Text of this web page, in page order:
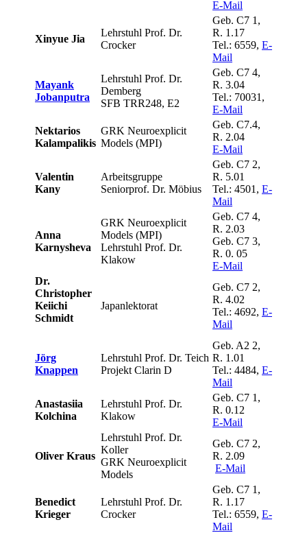
E-Mail
Xinyue Jia
Lehrstuhl Prof. Dr.
Crocker
Geb. C7 1,
R. 1.17
Tel.: 6559, E-
Mail
Mayank
Jobanputra
Lehrstuhl Prof. Dr.
Demberg
SFB TRR248, E2
Geb. C7 4,
R. 3.04
Tel.: 70031,
E-Mail
Nektarios
Kalampalikis
GRK Neuroexplicit
Models (MPI)
Geb. C7.4,
R. 2.04
E-Mail
Valentin
Kany
Arbeitsgruppe
Seniorprof. Dr. Möbius
Geb. C7 2,
R. 5.01
Tel.: 4501, E-
Mail
Anna
Karnysheva
GRK Neuroexplicit
Models (MPI)
Lehrstuhl Prof. Dr.
Klakow
Geb. C7 4,
R. 2.03
Geb. C7 3,
R. 0. 05
E-Mail
Dr.
Christopher
Keiichi
Schmidt
Japanlektorat
Geb. C7 2,
R. 4.02
Tel.: 4692, E-
Mail
Jörg
Knappen
Lehrstuhl Prof. Dr. Teich
Projekt Clarin D
Geb. A2 2,
R. 1.01
Tel.: 4484, E-
Mail
Anastasiia
Kolchina
Lehrstuhl Prof. Dr.
Klakow
Geb. C7 1,
R. 0.12
E-Mail
Oliver Kraus
Lehrstuhl Prof. Dr.
Koller
GRK Neuroexplicit
Models
Geb. C7 2,
R. 2.09
E-Mail
Benedict
Krieger
Lehrstuhl Prof. Dr.
Crocker
Geb. C7 1,
R. 1.17
Tel.: 6559, E-
Mail